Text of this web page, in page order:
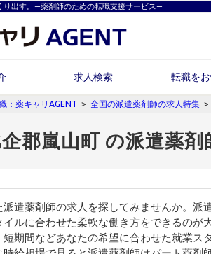
り出す。―薬剤師のための転職支援サービス―
求人検索 転職を
：薬キャリAGENT > 全国の派遣薬剤師の求人特集 >
郡嵐山町 の派遣薬剤
派遣薬剤師の求人を探してみませんか。派
ルに合わせた柔軟な働き方をできるのが
短期間などあなたの希望に合わせた就業ス